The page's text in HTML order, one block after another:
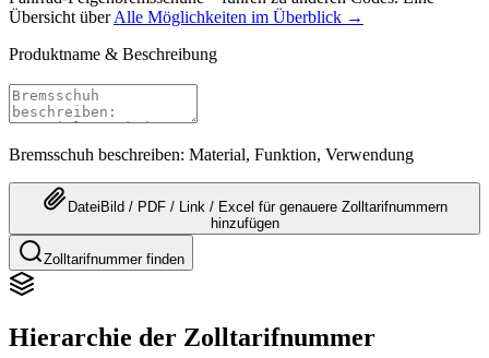
Übersicht überAlle Möglichkeiten im Überblick →
Produktname & Beschreibung
Bremsschuh beschreiben: Material, Funktion, Verwendung
Datei Bild / PDF / Link / Excel für genauere Zolltarifnummern
hinzufügen
Zolltarifnummer finden
Hierarchie der Zolltarifnummer